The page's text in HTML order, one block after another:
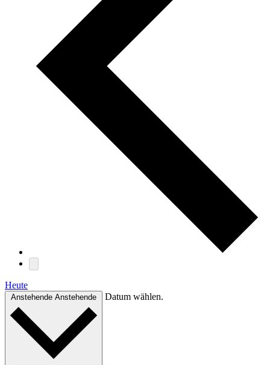
Heute
Anstehende Anstehende Datum wählen.